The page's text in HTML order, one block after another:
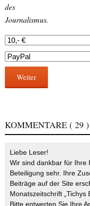
des
Journalismus.
Weiter
KOMMENTARE ( 29 )
Liebe Leser!
Wir sind dankbar für Ihre
Beteiligung sehr. Ihre
Beiträge auf der Site
Monatszeitschrift „Tichys
Bitte entwerten Sie Ihre